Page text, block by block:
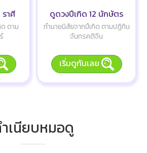
าศี
ตาม
ดูดวงปีเกิด 12 นักษัตร
ทำนายนิสัยจากปีเกิด ตามปฏิทิน
จันทรคติจีน
เริ่มดูกันเลย
เนียบหมอดู